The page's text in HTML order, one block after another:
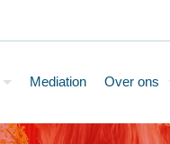
Mediation Over ons